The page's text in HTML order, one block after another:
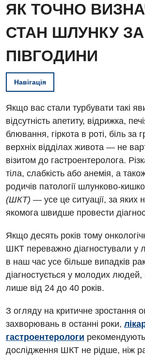
ЯК ТОЧНО
СТАН ШЛУНКУ ЗА
ПІВГОДИНИ
Навігація
Якщо вас стали турбувати такі
відсутність апетиту, відрижка,
блювання, гіркота в роті, біль за
верхніх відділах живота — не
візитом до гастроентеролога.
тіла, слабкість або анемія, а
родичів патології шлунково-
(ШКТ) — усе це ситуації, за яких
якомога швидше провести
Якщо десять років тому
ШКТ переважно діагностували у
в наш час усе більше випадків
діагностується у молодих людей,
лише від 24 до 40 років.
З огляду на критичне зростання
захворювань в останні роки,
гастроентерологи
дослідження ШКТ не рідше, ніж